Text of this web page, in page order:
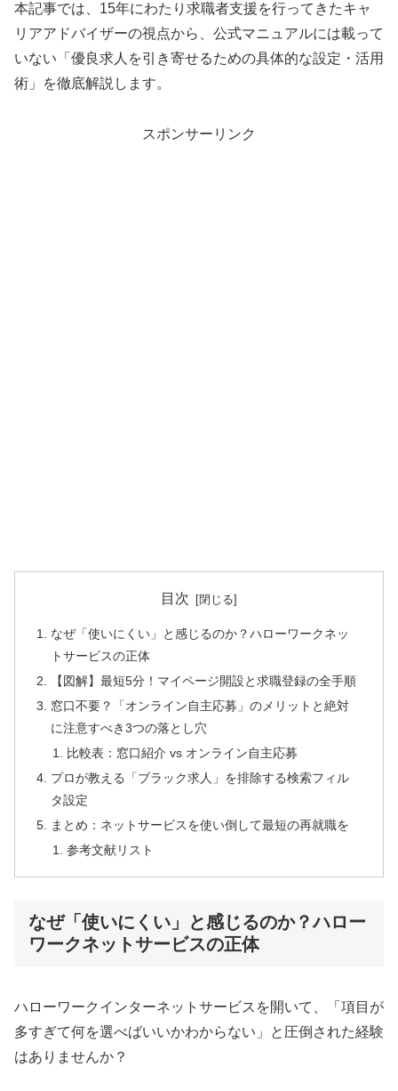
本記事では、15年にわたり求職者支援を行ってきたキャ
リアアドバイザーの視点から、公式マニュアルには載って
いない「優良求人を引き寄せるための具体的な設定・活用
術」を徹底解説します。
スポンサーリンク
目次
なぜ「使いにくい」と感じるのか？ハローワークネッ
トサービスの正体
【図解】最短5分！マイページ開設と求職登録の全手順
窓口不要？「オンライン自主応募」のメリットと絶対
に注意すべき3つの落とし穴
比較表：窓口紹介 vs オンライン自主応募
プロが教える「ブラック求人」を排除する検索フィル
タ設定
まとめ：ネットサービスを使い倒して最短の再就職を
参考文献リスト
なぜ「使いにくい」と感じるのか？ハロー
ワークネットサービスの正体
ハローワークインターネットサービスを開いて、「項目が
多すぎて何を選べばいいかわからない」と圧倒された経験
はありませんか？